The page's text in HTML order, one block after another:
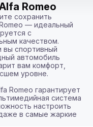
Romeo
сохранить
— идеальный
с
качеством.
вы спортивный
автомобиль
вам комфорт,
уровне.
Romeo гарантирует
система
настроить
в самые жаркие